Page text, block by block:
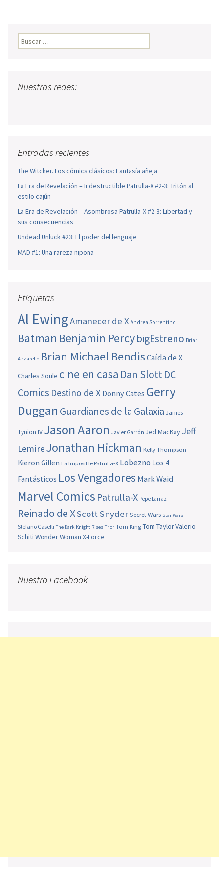
Buscar:
Nuestras redes:
Entradas recientes
The Witcher. Los cómics clásicos: Fantasía añeja
La Era de Revelación – Indestructible Patrulla-X #2-3: Tritón al
estilo cajún
La Era de Revelación – Asombrosa Patrulla-X #2-3: Libertad y
sus consecuencias
Undead Unluck #23: El poder del lenguaje
MAD #1: Una rareza nipona
Etiquetas
Al EwingAmanecer de X Andrea Sorrentino
Batman Benjamin PercybigEstreno Brian
Azzarello Brian Michael BendisCaída de X
Charles Soule cine en casa Dan SlottDC
Comics Destino de X Donny Cates Gerry
Duggan Guardianes de la Galaxia James
Tynion IV Jason Aaron Javier Garrón Jed MacKay Jeff
LemireJonathan Hickman Kelly Thompson
Kieron Gillen La Imposible Patrulla-X Lobezno Los 4
Fantásticos Los Vengadores Mark Waid
Marvel Comics Patrulla-X Pepe Larraz
Reinado de XScott SnyderSecret Wars Star Wars
Stefano Caselli The Dark Knight Rises Thor Tom King Tom TaylorValerio
Schiti Wonder Woman X-Force
Nuestro Facebook